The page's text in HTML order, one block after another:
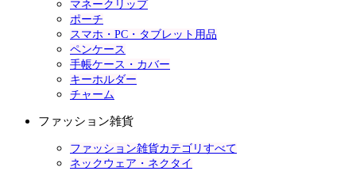
マネークリップ
ポーチ
スマホ・PC・タブレット用品
ペンケース
手帳ケース・カバー
キーホルダー
チャーム
ファッション雑貨
ファッション雑貨カテゴリすべて
ネックウェア・ネクタイ